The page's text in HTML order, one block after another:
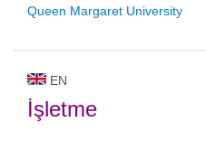
Queen Margaret University
EN
İşletme